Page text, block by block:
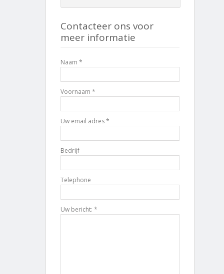
Contacteer ons voor
meer informatie
Naam *
Voornaam *
Uw email adres *
Bedrijf
Telephone
Uw bericht: *